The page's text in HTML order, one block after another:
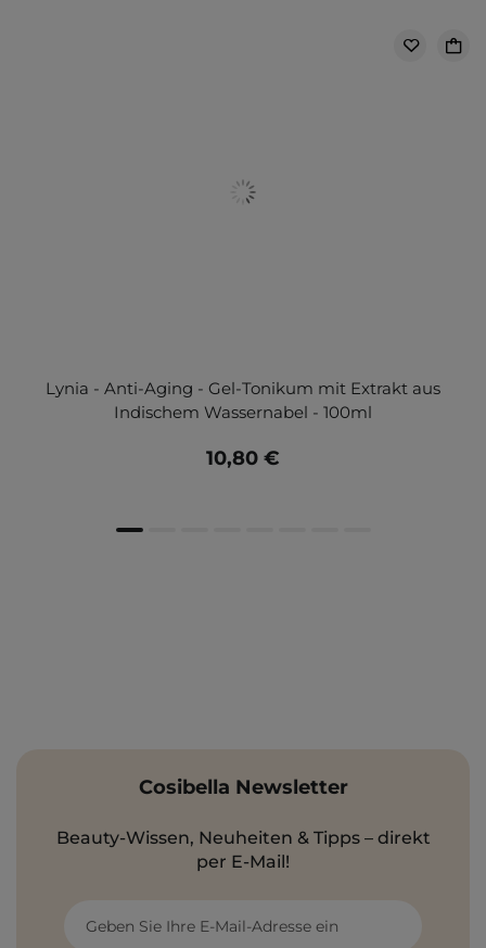
Lynia - Anti-Aging - Gel-Tonikum mit Extrakt aus
Indischem Wassernabel - 100ml
10,80 €
Cosibella Newsletter
Beauty-Wissen, Neuheiten & Tipps – direkt
per E-Mail!
Geben Sie Ihre E-Mail-Adresse ein